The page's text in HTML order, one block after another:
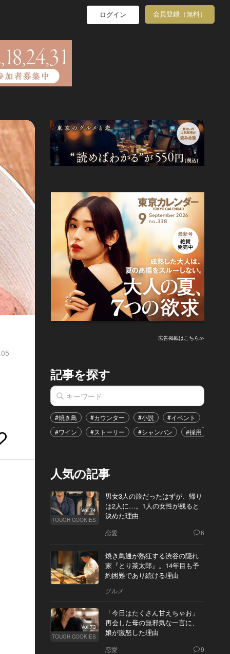
ログイン 会員登録（無料）
広告掲載はこちら≫
記事を探す
#焼き鳥 #カウンター #小説 #イベント
#ワイン
#ストーリー #シャンパン #採用
人気の記事
Vol.74
TOUGH COOKIES
男女3人の旅だったはずが、帰り
は2人に…。1人の女性が残ると
決めた理由
恋愛 6
焼き鳥通が熱狂する渋谷の隠れ
家『とり茶太郎』。14年目も予
約困難であり続ける理由
グルメ
Vol.73
TOUGH COOKIES
「今日はたくさん甘えちゃお」
再会した母の無邪気な一言に、
娘が激怒した理由
恋愛 9